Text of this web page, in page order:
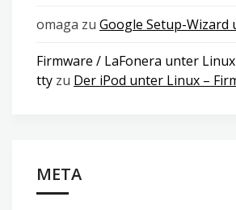
omaga zu Google Setup-Wizard
Firmware / LaFonera unter
tty zu Der iPod unter Linux –
META